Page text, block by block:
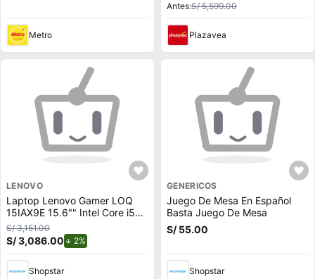
Metro
Antes:S/ 5,599.00
Plazavea
LENOVO
Laptop Lenovo Gamer LOQ
15IAX9E 15.6"" Intel Core i5
512GB SSD 8GB NVIDIA
RTX2050
S/ 3,151.00
S/ 3,086.00 2%
Shopstar
GENERICOS
Juego De Mesa En Español
Basta Juego De Mesa
S/ 55.00
Shopstar